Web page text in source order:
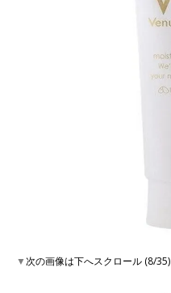
▼次の画像は下へスクロール (8/35)